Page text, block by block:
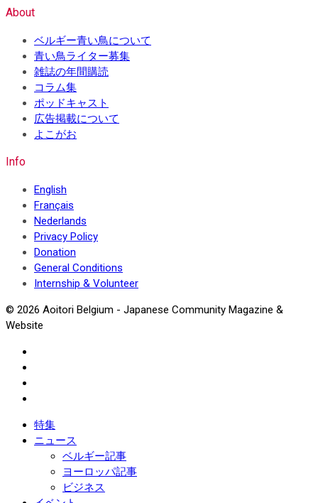
About
ベルギー青い鳥について
青い鳥ライター募集
雑誌の年間購読
コラム集
ポッドキャスト
広告掲載について
よこがお
Info
English
Français
Nederlands
Privacy Policy
Donation
General Conditions
Internship & Volunteer
© 2026 Aoitori Belgium - Japanese Community Magazine &
Website
特集
ニュース
ベルギー記事
ヨーロッパ記事
ビジネス